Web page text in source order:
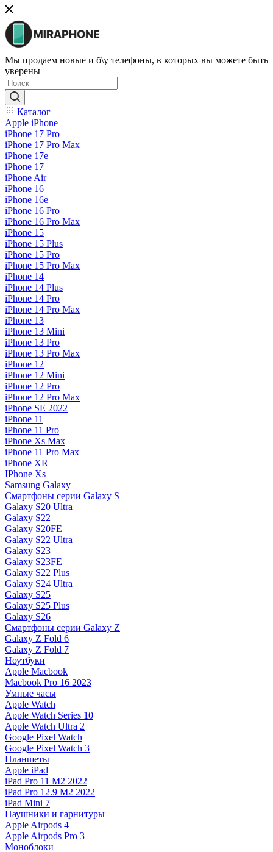
Мы продаем новые и б\у телефоны, в которых вы можете быть
уверены
Каталог
Apple iPhone
iPhone 17 Pro
iPhone 17 Pro Max
iPhone 17e
iPhone 17
iPhone Air
iPhone 16
iPhone 16e
iPhone 16 Pro
iPhone 16 Pro Max
iPhone 15
iPhone 15 Plus
iPhone 15 Pro
iPhone 15 Pro Max
iPhone 14
iPhone 14 Plus
iPhone 14 Pro
iPhone 14 Pro Max
iPhone 13
iPhone 13 Mini
iPhone 13 Pro
iPhone 13 Pro Max
iPhone 12
iPhone 12 Mini
iPhone 12 Pro
iPhone 12 Pro Max
iPhone SE 2022
iPhone 11
iPhone 11 Pro
iPhone Xs Max
iPhone 11 Pro Max
iPhone XR
IPhone Xs
Samsung Galaxy
Смартфоны серии Galaxy S
Galaxy S20 Ultra
Galaxy S22
Galaxy S20FE
Galaxy S22 Ultra
Galaxy S23
Galaxy S23FE
Galaxy S22 Plus
Galaxy S24 Ultra
Galaxy S25
Galaxy S25 Plus
Galaxy S26
Смартфоны серии Galaxy Z
Galaxy Z Fold 6
Galaxy Z Fold 7
Ноутбуки
Apple Macbook
Macbook Pro 16 2023
Умные часы
Apple Watch
Apple Watch Series 10
Apple Watch Ultra 2
Google Pixel Watch
Google Pixel Watch 3
Планшеты
Apple iPad
iPad Pro 11 M2 2022
iPad Pro 12.9 M2 2022
iPad Mini 7
Наушники и гарнитуры
Apple Airpods 4
Apple Airpods Pro 3
Моноблоки